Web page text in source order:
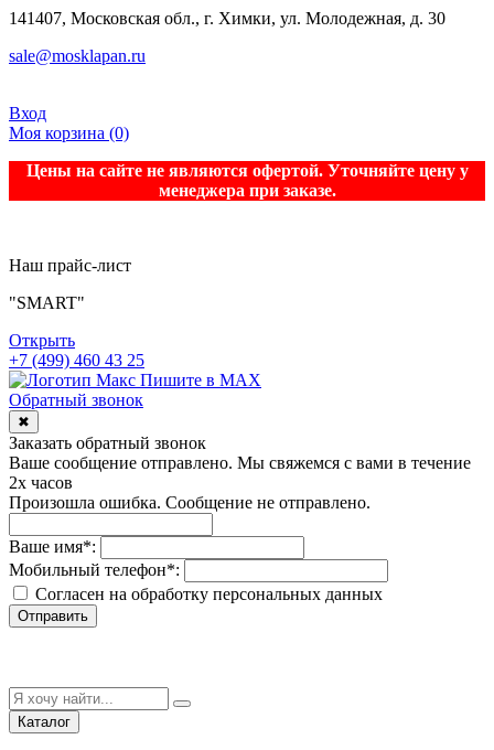
141407, Московская обл., г. Химки, ул. Молодежная, д. 30
sale@mosklapan.ru
Вход
Моя корзина (0)
Цены на сайте не являются офертой. Уточняйте цену у
менеджера при заказе.
Наш прайс-лист
"SMART"
Открыть
+7 (499) 460 43 25
Пишите в MAX
Обратный звонок
✖
Заказать обратный звонок
Ваше сообщение отправлено. Мы свяжемся с вами в течение
2х часов
Произошла ошибка. Сообщение не отправлено.
Ваше имя*:
Мобильный телефон*:
Согласен на обработку персональныx данных
Отправить
Каталог